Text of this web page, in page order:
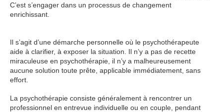
C’est s’engager dans un processus de changement
enrichissant.
Il s’agit d’une démarche personnelle où le psychothérapeute
aide à clarifier, à exposer la situation. Il n’y a pas de recette
miraculeuse en psychothérapie, il n’y a malheureusement
aucune solution toute prête, applicable immédiatement, sans
effort.
La psychothérapie consiste généralement à rencontrer un
professionnel en entrevue individuelle ou en couple, pendant